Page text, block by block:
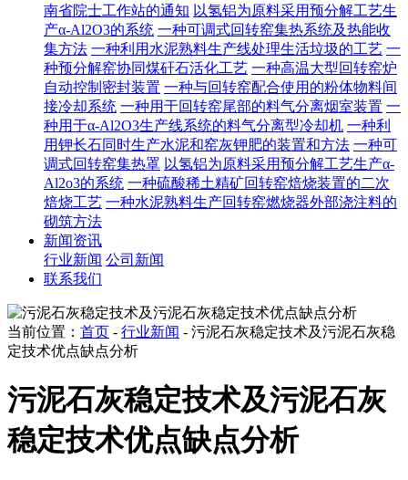
南省院士工作站的通知 以氢铝为原料采用预分解工艺生
产α-Al2O3的系统 一种可调式回转窑集热系统及热能收
集方法 一种利用水泥熟料生产线处理生活垃圾的工艺 一
种预分解窑协同煤矸石活化工艺 一种高温大型回转窑炉
自动控制密封装置 一种与回转窑配合使用的粉体物料间
接冷却系统 一种用于回转窑尾部的料气分离烟室装置 一
种用于α-Al2O3生产线系统的料气分离型冷却机 一种利
用钾长石同时生产水泥和窑灰钾肥的装置和方法 一种可
调式回转窑集热罩 以氢铝为原料采用预分解工艺生产α-
Al2o3的系统 一种硫酸稀土精矿回转窑焙烧装置的二次
焙烧工艺 一种水泥熟料生产回转窑燃烧器外部浇注料的
砌筑方法
新闻资讯
行业新闻 公司新闻
联系我们
当前位置： 首页 - 行业新闻 - 污泥石灰稳定技术及污泥石灰稳
定技术优点缺点分析
污泥石灰稳定技术及污泥石灰
稳定技术优点缺点分析